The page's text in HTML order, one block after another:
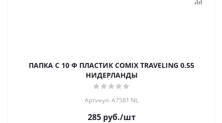
ПАПКА С 10 Ф ПЛАСТИК COMIX TRAVELING 0.55
НИДЕРЛАНДЫ
Артикул: A7581 NL
285руб./шт